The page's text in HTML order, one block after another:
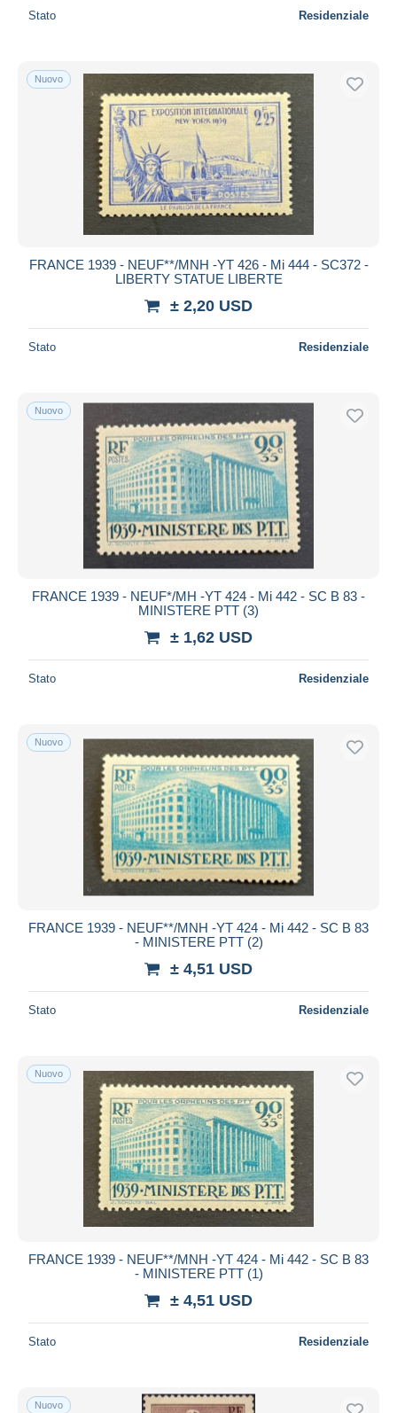
Residenza del venditore
Aggiorna
Stato Residenziale
Nuovo
FRANCE 1939 - NEUF**/MNH -YT 426 - Mi 444 - SC372 -
LIBERTY STATUE LIBERTE
± 2,20 USD
Stato Residenziale
Nuovo
FRANCE 1939 - NEUF*/MH -YT 424 - Mi 442 - SC B 83 -
MINISTERE PTT (3)
± 1,62 USD
Stato Residenziale
Nuovo
FRANCE 1939 - NEUF**/MNH -YT 424 - Mi 442 - SC B 83
- MINISTERE PTT (2)
± 4,51 USD
Stato Residenziale
Nuovo
FRANCE 1939 - NEUF**/MNH -YT 424 - Mi 442 - SC B 83
- MINISTERE PTT (1)
± 4,51 USD
Stato Residenziale
Nuovo